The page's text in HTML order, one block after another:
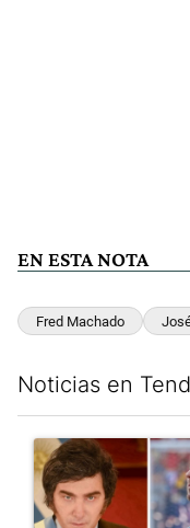
EN ESTA NOTA
Fred Machado
Noticias en
Un artículo de